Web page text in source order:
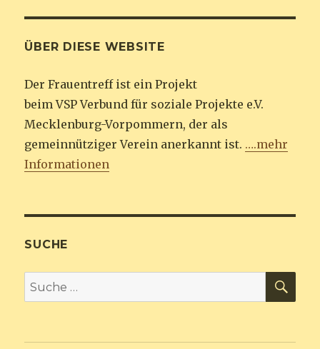
ÜBER DIESE WEBSITE
Der Frauentreff ist ein Projekt
beim VSP Verbund für soziale Projekte e.V.
Mecklenburg-Vorpommern, der als
gemeinnütziger Verein anerkannt ist. ….mehr
Informationen
SUCHE
Suche
nach: